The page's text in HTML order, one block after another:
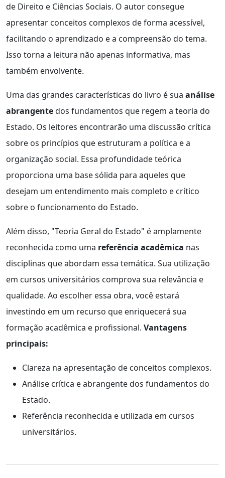
de Direito e Ciências Sociais. O autor consegue
apresentar conceitos complexos de forma acessível,
facilitando o aprendizado e a compreensão do tema.
Isso torna a leitura não apenas informativa, mas
também envolvente.
Uma das grandes características do livro é sua análise
abrangentedos fundamentos que regem a teoria do
Estado. Os leitores encontrarão uma discussão crítica
sobre os princípios que estruturam a política e a
organização social. Essa profundidade teórica
proporciona uma base sólida para aqueles que
desejam um entendimento mais completo e crítico
sobre o funcionamento do Estado.
Além disso, "Teoria Geral do Estado" é amplamente
reconhecida como uma referência acadêmica nas
disciplinas que abordam essa temática. Sua utilização
em cursos universitários comprova sua relevância e
qualidade. Ao escolher essa obra, você estará
investindo em um recurso que enriquecerá sua
formação acadêmica e profissional. Vantagens
principais:
Clareza na apresentação de conceitos complexos.
Análise crítica e abrangente dos fundamentos do
Estado.
Referência reconhecida e utilizada em cursos
universitários.